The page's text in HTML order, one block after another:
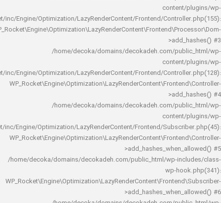
rocket/inc/Engine/Optimization/LazyRenderContent/Frontend/
/home/decoka/domains/decokadeh.com/
rocket/inc/Engine/Optimization/LazyRenderContent/Frontend/
/home/decoka/domains/decokadeh.com/
rocket/inc/Engine/Optimization/LazyRenderContent/Frontend/
/home/decoka/domains/decokadeh.com/public_html/wp-
wp-